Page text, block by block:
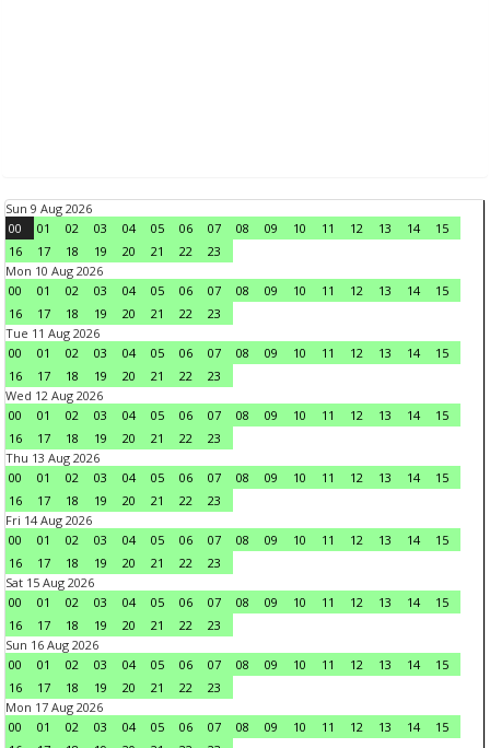
Sun 9 Aug 2026
00
01 02 03 04 05 06 07 08 09 10 11 12 13 14
15
16
17 18 19 20 21 22
23
Mon 10 Aug 2026
00
01 02 03 04 05 06 07 08 09 10 11 12 13 14
15
16
17 18 19 20 21 22
23
Tue 11 Aug 2026
00
01 02 03 04 05 06 07 08 09 10 11 12 13 14
15
16
17 18 19 20 21 22
23
Wed 12 Aug 2026
00
01 02 03 04 05 06 07 08 09 10 11 12 13 14
15
16
17 18 19 20 21 22
23
Thu 13 Aug 2026
00
01 02 03 04 05 06 07 08 09 10 11 12 13 14
15
16
17 18 19 20 21 22
23
Fri 14 Aug 2026
00
01 02 03 04 05 06 07 08 09 10 11 12 13 14
15
16
17 18 19 20 21 22
23
Sat 15 Aug 2026
00
01 02 03 04 05 06 07 08 09 10 11 12 13 14
15
16
17 18 19 20 21 22
23
Sun 16 Aug 2026
00
01 02 03 04 05 06 07 08 09 10 11 12 13 14
15
16
17 18 19 20 21 22
23
Mon 17 Aug 2026
00
01 02 03 04 05 06 07 08 09 10 11 12 13 14
15